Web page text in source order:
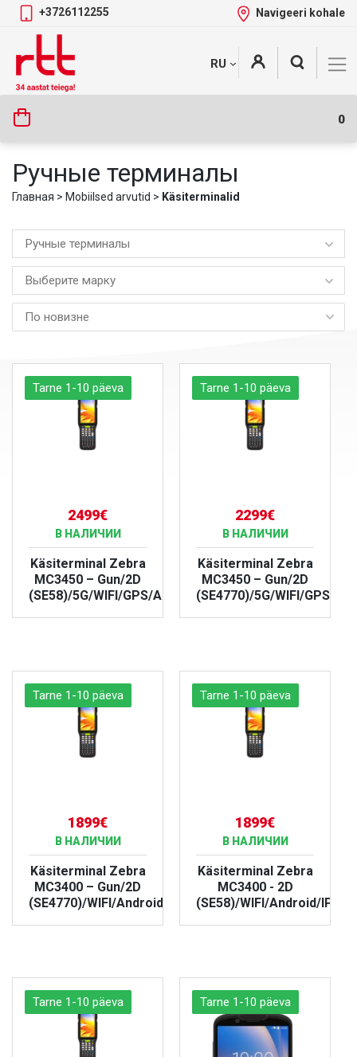
Skip
content
+3726112255 Navigeeri kohale
RU
0
Tootekategooriad +
Ручные терминалы
Главная > Mobiilsed arvutid > Käsiterminalid
Ручные терминалы
Выберите марку
Tarne 1-10 päeva
2499€
В НАЛИЧИИ
Käsiterminal Zebra
MC3450 – Gun/2D
(SE58)/5G/WIFI/GPS/Android/IP67
Tarne 1-10 päeva
2299€
В НАЛИЧИИ
Käsiterminal Zebra
MC3450 – Gun/2D
(SE4770)/5G/WIFI/GPS/
Tarne 1-10 päeva
1899€
В НАЛИЧИИ
Käsiterminal Zebra
MC3400 – Gun/2D
(SE4770)/WIFI/Android/IP67
Tarne 1-10 päeva
1899€
В НАЛИЧИИ
Käsiterminal Zebra
MC3400 - 2D
(SE58)/WIFI/Android/IP67
Tarne 1-10 päeva Tarne 1-10 päeva